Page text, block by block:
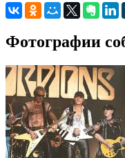
Фотографии